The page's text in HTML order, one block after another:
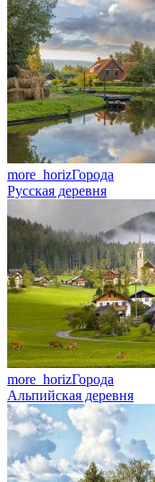
more_horizГорода
Русская деревня
more_horizГорода
Альпийская деревня